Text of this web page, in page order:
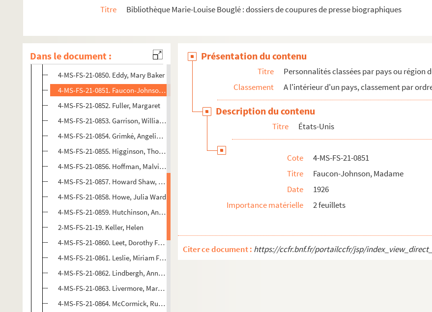
Titre
Bibliothèque Marie-Louise Bouglé : dossiers de coupures de presse biographiques
Dans le document :
4-MS-FS-21-0846. Conniston, Ruth Muzzy
4-MS-FS-21-0848. Dix, Dorothea Lynde
4-MS-FS-21-0849. Earhart, Amelia
4-MS-FS-21-0850. Eddy, Mary Baker
4-MS-FS-21-0851. Faucon-Johnson, Madame
4-MS-FS-21-0852. Fuller, Margaret
4-MS-FS-21-0853. Garrison, William Lloyd
4-MS-FS-21-0854. Grimké, Angelina Emily et Grimké, Sarah Moore
4-MS-FS-21-0855. Higginson, Thomas Wentworth
4-MS-FS-21-0856. Hoffman, Malvina
4-MS-FS-21-0857. Howard Shaw, Anna
4-MS-FS-21-0858. Howe, Julia Ward
4-MS-FS-21-0859. Hutchinson, Anne Marbury
2-MS-FS-21-19. Keller, Helen
4-MS-FS-21-0860. Leet, Dorothy Flagg
4-MS-FS-21-0861. Leslie, Miriam Florence
4-MS-FS-21-0862. Lindbergh, Anne Morrow
4-MS-FS-21-0863. Livermore, Mary Ashton Rice
4-MS-FS-21-0864. McCormick, Ruth Hanna
Présentation du contenu
Titre
Personnalités classées par pays ou région
Classement
A l'intérieur d'un pays, classement par
Description du contenu
Titre États-Unis
Cote
4-MS-FS-21-0851
Titre
Faucon-Johnson, Madame
Date
1926
Importance matérielle
2 feuillets
Citer ce document : https://ccfr.bnf.fr/portailccfr/jsp/